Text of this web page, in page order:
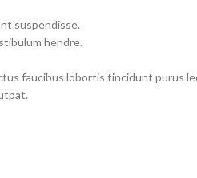
suspendisse.
hendre.
faucibus lobortis tincidunt